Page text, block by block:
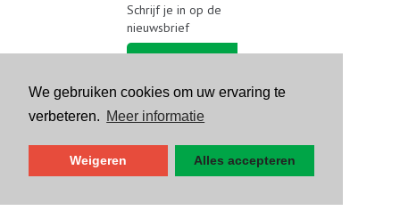
We gebruiken cookies om uw ervaring te
verbeteren. Meer informatie
Weigeren Alles accepteren
Schrijf je in op de
nieuwsbrief
Volg ons op sociale media